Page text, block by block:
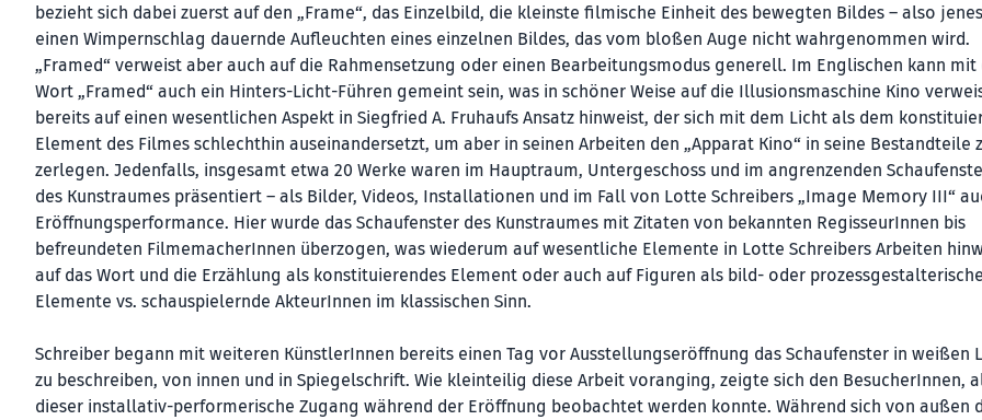
bezieht sich dabei zuerst auf den „Frame“, das Einzelbild, die kleinste filmische Einheit des bewegten Bildes – also
einen Wimpernschlag dauernde Aufleuchten eines einzelnen Bildes, das vom bloßen Auge nicht wahrgenommen wird.
„Framed“ verweist aber auch auf die Rahmensetzung oder einen Bearbeitungsmodus generell. Im Englischen kann mit
Wort „Framed“ auch ein Hinters-Licht-Führen gemeint sein, was in schöner Weise auf die Illusionsmaschine Kino
bereits auf einen wesentlichen Aspekt in Siegfried A. Fruhaufs Ansatz hinweist, der sich mit dem Licht als dem
Element des Filmes schlechthin auseinandersetzt, um aber in seinen Arbeiten den „Apparat Kino“ in seine Bestandteile
zerlegen. Jedenfalls, insgesamt etwa 20 Werke waren im Hauptraum, Untergeschoss und im angrenzenden
des Kunstraumes präsentiert – als Bilder, Videos, Installationen und im Fall von Lotte Schreibers „Image Memory III“
Eröffnungsperformance. Hier wurde das Schaufenster des Kunstraumes mit Zitaten von bekannten RegisseurInnen bis
befreundeten FilmemacherInnen überzogen, was wiederum auf wesentliche Elemente in Lotte Schreibers Arbeiten
auf das Wort und die Erzählung als konstituierendes Element oder auch auf Figuren als bild- oder prozessgestalterische
Elemente vs. schauspielernde AkteurInnen im klassischen Sinn.
Schreiber begann mit weiteren KünstlerInnen bereits einen Tag vor Ausstellungseröffnung das Schaufenster in weißen
zu beschreiben, von innen und in Spiegelschrift. Wie kleinteilig diese Arbeit voranging, zeigte sich den BesucherInnen,
dieser installativ-performerische Zugang während der Eröffnung beobachtet werden konnte. Während sich von außen